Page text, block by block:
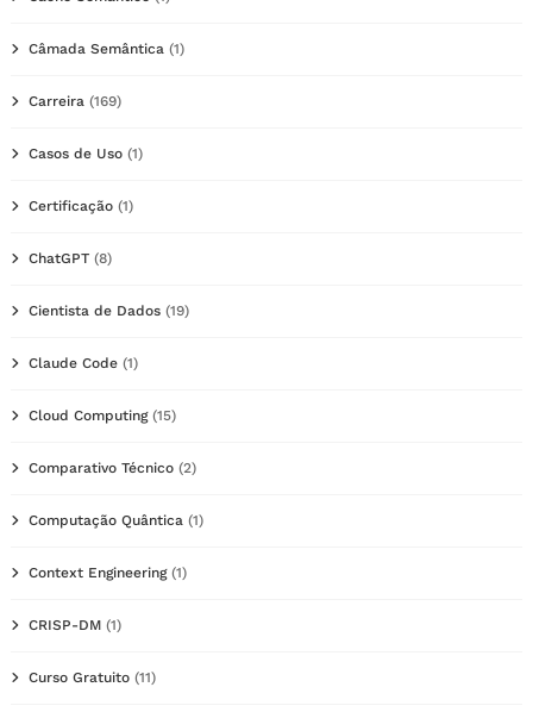
Câmada Semântica (1)
Carreira (169)
Casos de Uso (1)
Certificação (1)
ChatGPT (8)
Cientista de Dados (19)
Claude Code (1)
Cloud Computing(15)
Comparativo Técnico (2)
Computação Quântica (1)
Context Engineering(1)
CRISP-DM (1)
Curso Gratuito (11)